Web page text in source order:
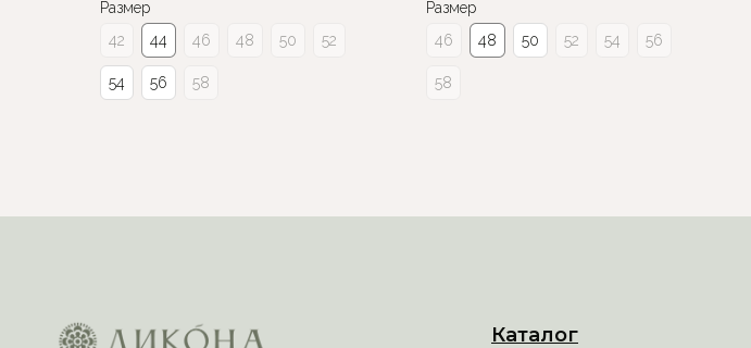
Размер
42
44 46 48 50 52
54 56 58
Размер
46
48 50 52 54 56
58
Каталог